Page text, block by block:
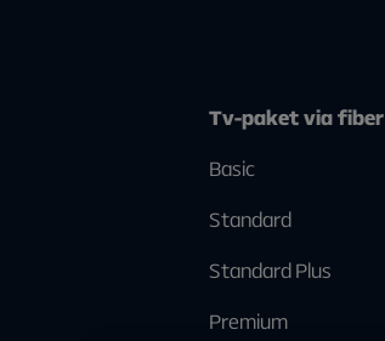
Tv-paket via fiber
Basic
Standard
Standard Plus
Premium